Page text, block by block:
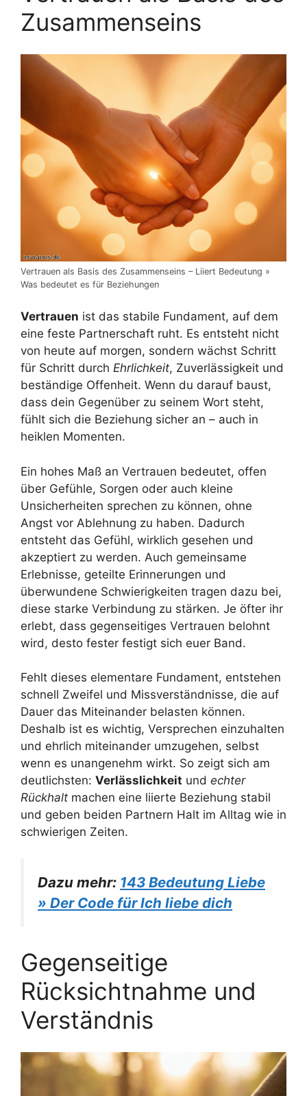
Zusammenseins
Vertrauen als Basis des Zusammenseins – Liiert Bedeutung »
Was bedeutet es für Beziehungen
Vertrauen ist das stabile Fundament, auf dem
eine feste Partnerschaft ruht. Es entsteht nicht
von heute auf morgen, sondern wächst Schritt
für Schritt durch Ehrlichkeit, Zuverlässigkeit und
beständige Offenheit. Wenn du darauf baust,
dass dein Gegenüber zu seinem Wort steht,
fühlt sich die Beziehung sicher an – auch in
heiklen Momenten.
Ein hohes Maß an Vertrauen bedeutet, offen
über Gefühle, Sorgen oder auch kleine
Unsicherheiten sprechen zu können, ohne
Angst vor Ablehnung zu haben. Dadurch
entsteht das Gefühl, wirklich gesehen und
akzeptiert zu werden. Auch gemeinsame
Erlebnisse, geteilte Erinnerungen und
überwundene Schwierigkeiten tragen dazu bei,
diese starke Verbindung zu stärken. Je öfter ihr
erlebt, dass gegenseitiges Vertrauen belohnt
wird, desto fester festigt sich euer Band.
Fehlt dieses elementare Fundament, entstehen
schnell Zweifel und Missverständnisse, die auf
Dauer das Miteinander belasten können.
Deshalb ist es wichtig, Versprechen einzuhalten
und ehrlich miteinander umzugehen, selbst
wenn es unangenehm wirkt. So zeigt sich am
deutlichsten: Verlässlichkeit und echter
Rückhalt machen eine liierte Beziehung stabil
und geben beiden Partnern Halt im Alltag wie in
schwierigen Zeiten.
Dazu mehr: 143 Bedeutung Liebe
» Der Code für Ich liebe dich
Gegenseitige
Rücksichtnahme und
Verständnis